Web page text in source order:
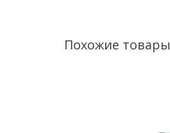
Похожие товары